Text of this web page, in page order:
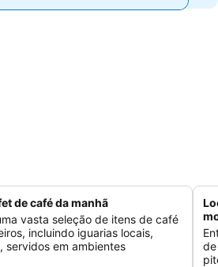
de café da manhã
vasta seleção de itens de café
incluindo iguarias locais,
servidos em ambientes